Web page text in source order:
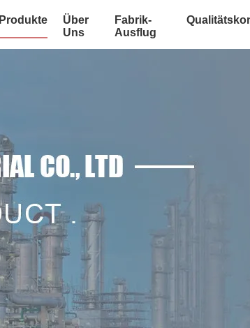
Produkte
Über
Uns
Fabrik-
Ausflug